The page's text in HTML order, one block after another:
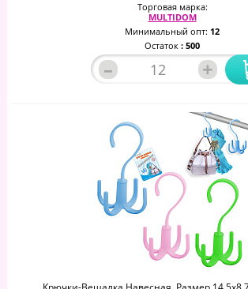
Торговая марка:
MULTIDOM
Минимальный опт: 12
Остаток : 500
– +